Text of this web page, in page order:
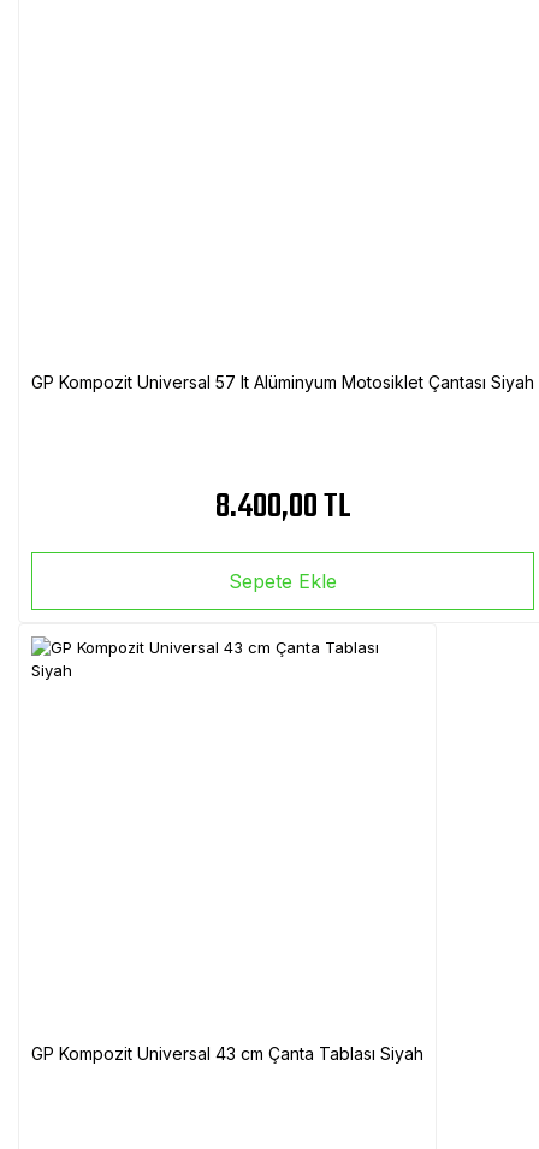
GP Kompozit Universal 57 lt Alüminyum Motosiklet Çantası Siyah
8.400,00 TL
Sepete Ekle
GP Kompozit Universal 43 cm Çanta Tablası Siyah